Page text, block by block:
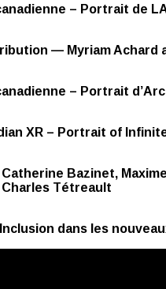
– Portrait de
— Myriam Achard
– Portrait
XR – Portrait of
Bazinet,
Charles Tétreault
dans les